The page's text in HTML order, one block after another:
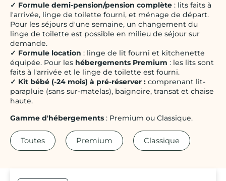
✓ Formule demi-pension/pension complète : lits faits à
l'arrivée, linge de toilette fourni, et ménage de départ.
Pour les séjours d'une semaine, un changement du
linge de toilette est possible en milieu de séjour sur
demande.
✓ Formule location : linge de lit fourni et kitchenette
équipée. Pour les hébergements Premium : les lits sont
faits à l'arrivée et le linge de toilette est fourni.
✓ Kit bébé (-24 mois) à pré-réserver : comprenant lit-
parapluie (sans sur-matelas), baignoire, transat et chaise
haute.
Gamme d'hébergements : Premium ou Classique.
Toutes Premium Classique